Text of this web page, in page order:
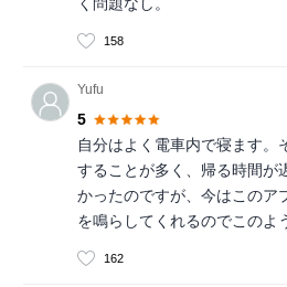
158
Yufu
5
自分はよく電車内で寝ます。
することが多く、帰る時間が
かったのですが、今はこのア
を鳴らしてくれるのでこのよ
162